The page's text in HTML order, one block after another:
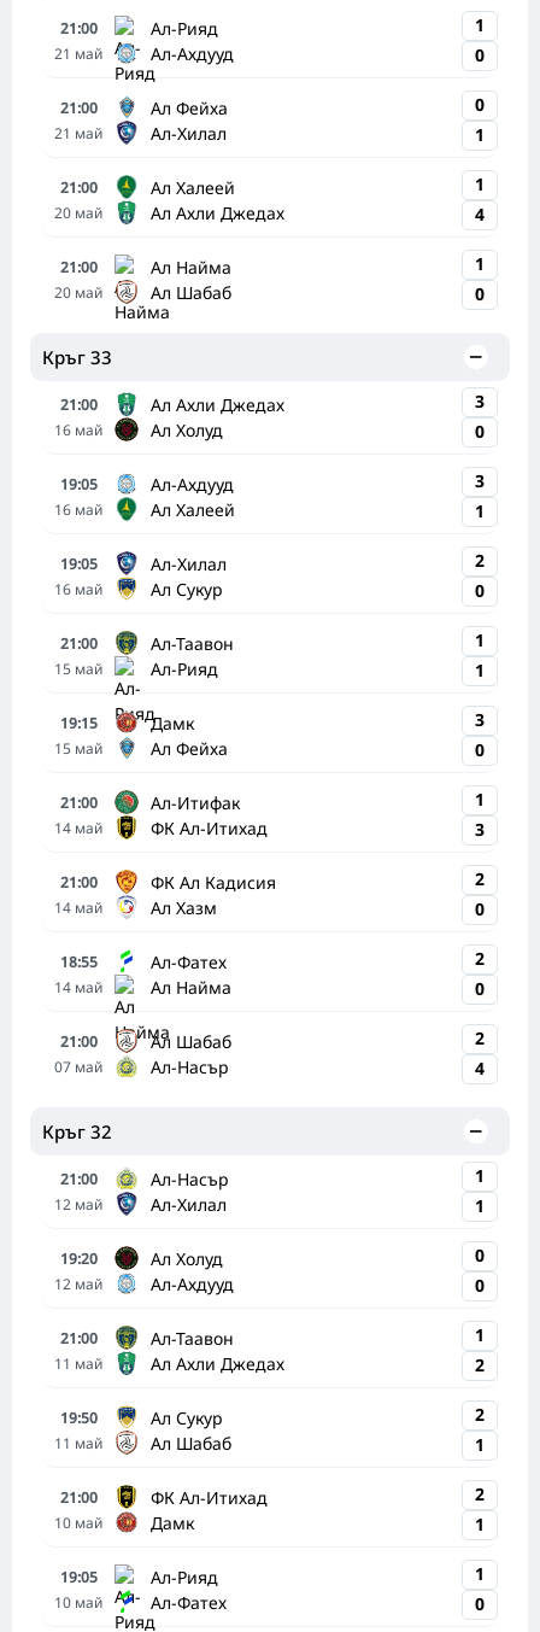
21:00
21 май
Ал-Рияд
Ал-Ахдууд
1
0
21:00
21 май
Ал Фейха
Ал-Хилал
0
1
21:00
20 май
Ал Халеей
Ал Ахли Джедах
1
4
21:00
20 май
Ал Найма
Ал Шабаб
1
0
Кръг 33
21:00
16 май
Ал Ахли Джедах
Ал Холуд
3
0
19:05
16 май
Ал-Ахдууд
Ал Халеей
3
1
19:05
16 май
Ал-Хилал
Ал Сукур
2
0
21:00
15 май
Ал-Таавон
Ал-Рияд
1
1
19:15
15 май
Дамк
Ал Фейха
3
0
21:00
14 май
Ал-Итифак
ФК Ал-Итихад
1
3
21:00
14 май
ФК Ал Кадисия
Ал Хазм
2
0
18:55
14 май
Ал-Фатех
Ал Найма
2
0
21:00
07 май
Ал Шабаб
Ал-Насър
2
4
Кръг 32
21:00
12 май
Ал-Насър
Ал-Хилал
1
1
19:20
12 май
Ал Холуд
Ал-Ахдууд
0
0
21:00
11 май
Ал-Таавон
Ал Ахли Джедах
1
2
19:50
11 май
Ал Сукур
Ал Шабаб
2
1
21:00
10 май
ФК Ал-Итихад
Дамк
2
1
19:05
10 май
Ал-Рияд
Ал-Фатех
1
0